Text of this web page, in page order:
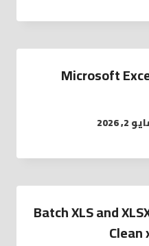
Microsoft
2, 2026
Batch XLS and